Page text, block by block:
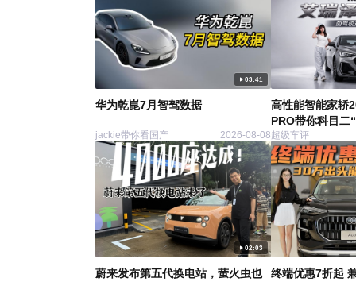
03:41
华为乾崑7月智驾数据
jackie带你看国产 2026-08-08
高性能智能家轿
PRO带你科目二
超级车评
02:03
蔚来发布第五代换电站，萤火虫也
终端优惠7折起